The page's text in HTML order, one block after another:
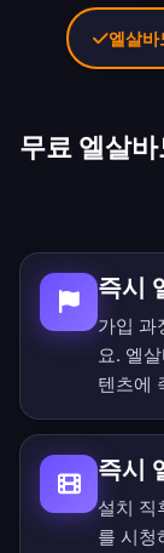
무료 엘살
즉시
가입 과
요. 엘
텐츠에
즉시
설치
를 시청
엘살바